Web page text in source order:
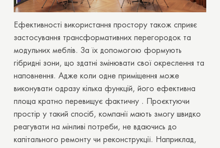
Ефективності використання простору також сприяє
застосування трансформативних перегородок та
модульних меблів. За їх допомогою формують
гібридні зони, що здатні змінювати свої окреслення та
наповнення. Адже коли одне приміщення може
виконувати одразу кілька функцій, його ефективна
площа кратно перевищує фактичну . Проєктуючи
простір у такий спосіб, компанії мають змогу швидко
реагувати на мінливі потреби, не вдаючись до
капітального ремонту чи реконструкції. Наприклад,